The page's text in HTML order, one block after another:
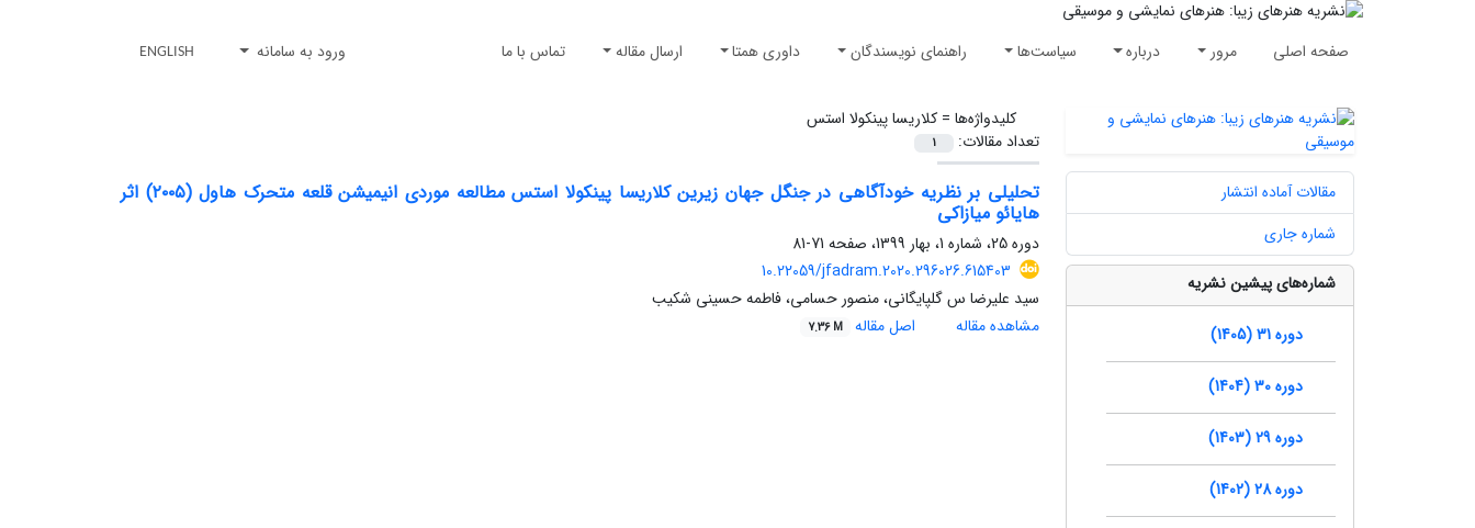
صفحه اصلی مرور درباره سیاست‌ها راهنمای نویسندگان داوری همتا ارسال مقاله تماس با ما ورود به سامانه ENGLISH
کلیدواژه‌ها =کلاریسا پینکولا استس
تعداد مقالات:
1
تحلیلی بر نظریه خودآگاهی در جنگل جهان زیرین کلاریسا پینکولا استس مطالعه موردی انیمیشن قلعه متحرک هاول (۲۰۰۵) اثر
هایائو میازاکی
دوره 25، شماره 1، بهار 1399، صفحه
71-81
10.22059/jfadram.2020.296026.615403
سید علیرضا س گلپایگانی، منصور حسامی، فاطمه حسینی شکیب
مشاهده مقاله
اصل مقاله 7.36 M
مقالات آماده انتشار
شماره جاری
شماره‌های پیشین نشریه
دوره 31 (1405)
دوره 30 (1404)
دوره 29 (1403)
دوره 28 (1402)